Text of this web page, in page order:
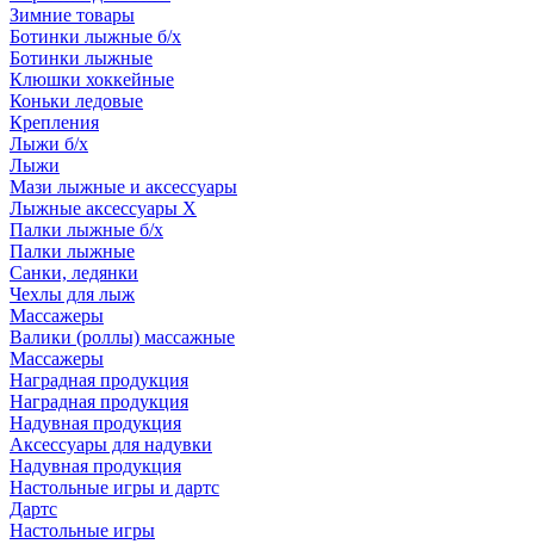
Зимние товары
Ботинки лыжные б/х
Ботинки лыжные
Клюшки хоккейные
Коньки ледовые
Крепления
Лыжи б/х
Лыжи
Мази лыжные и аксессуары
Лыжные аксессуары Х
Палки лыжные б/х
Палки лыжные
Санки, ледянки
Чехлы для лыж
Массажеры
Валики (роллы) массажные
Массажеры
Наградная продукция
Наградная продукция
Надувная продукция
Аксессуары для надувки
Надувная продукция
Настольные игры и дартс
Дартс
Настольные игры